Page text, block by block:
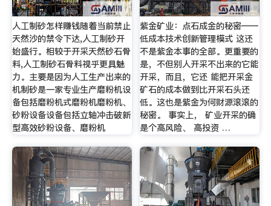
人工制砂怎样赚钱随着当前禁止
天然沙的禁令下达,人工制砂开
始盛行。相较于开采天然砂石骨
料,人工制砂石骨料视乎更具魅
力。主要是因为人工生产出来的
机制砂是一家专业生产磨粉机设
备包括磨粉机式磨粉机磨粉机、
砂粉设备设备包括立轴冲击破新
型高效砂粉设备、磨粉机
紫金矿业：点石成金的秘密——
低成本技术创新管理模式 这还
不是紫金本事的全部。更重要的
是，不但别人开采不出来的它能
开采，而且，它还 能把开采金
矿石的成本做到比开采石头还
低。这也是紫金为何财源滚滚的
秘密。 事实上， 矿业开采的确
是个高风险、 高投资 …